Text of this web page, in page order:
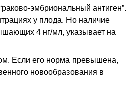
эмбриональный антиген”.
у плода. Но наличие
4 нг/мл, указывает на
Если его норма превышена,
новообразования в